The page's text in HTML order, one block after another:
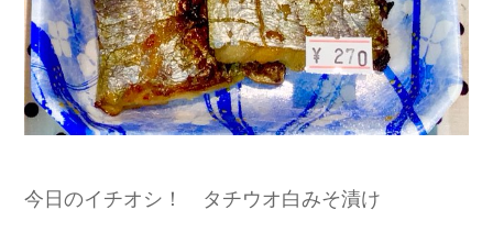
今日のイチオシ！ タチウオ白みそ漬け